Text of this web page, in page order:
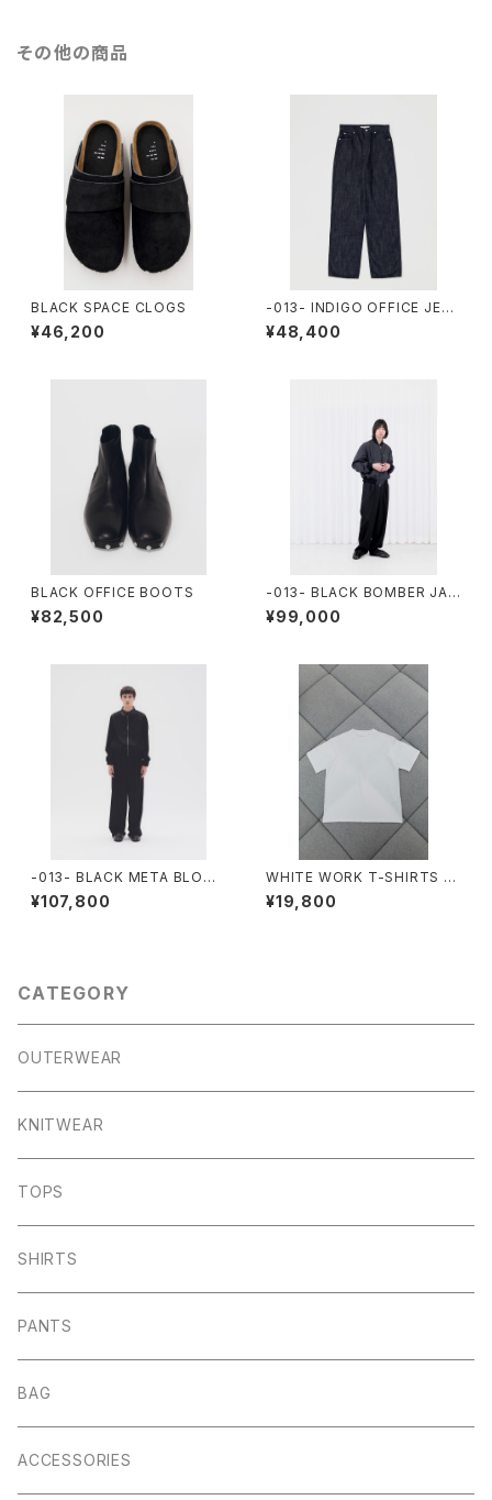
その他の商品
BLACK SPACE CLOGS
¥46,200
-013- INDIGO OFFICE JEA
NS
¥48,400
BLACK OFFICE BOOTS
¥82,500
-013- BLACK BOMBER JAC
KET
¥99,000
-013- BLACK META BLOUS
ON
¥107,800
WHITE WORK T-SHIRTS -S
TORE EXCLUSIVE-
¥19,800
CATEGORY
OUTERWEAR
KNITWEAR
TOPS
SHIRTS
PANTS
BAG
ACCESSORIES